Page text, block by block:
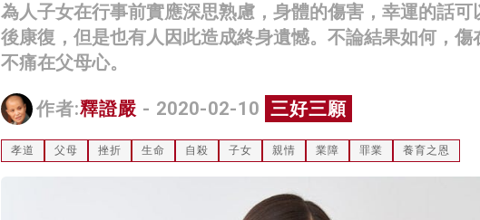
為人子女在行事前實應深思熟慮，身體的傷害，幸運的話可
後康復，但是也有人因此造成終身遺憾。不論結果如何，傷
不痛在父母心。
作者:釋證嚴 - 2020-02-10 三好三願
孝道 父母 挫折 生命 自殺 子女 親情 業障 罪業 養育之恩